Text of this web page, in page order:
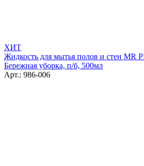
ХИТ
Жидкость для мытья полов и стен MR
Бережная уборка, п/б, 500мл
Арт.: 986-006